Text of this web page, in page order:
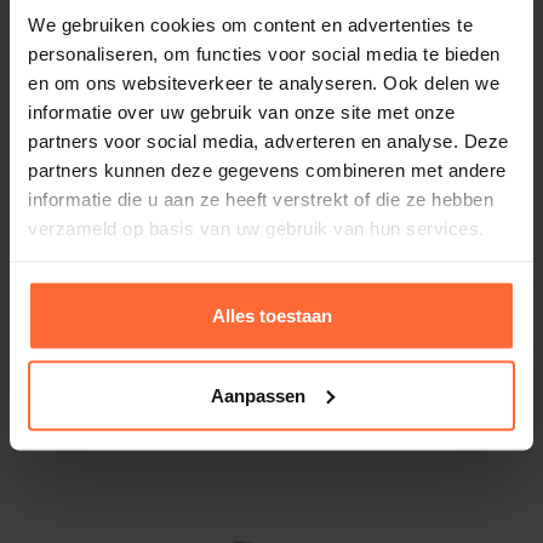
We gebruiken cookies om content en advertenties te
personaliseren, om functies voor social media te bieden
en om ons websiteverkeer te analyseren. Ook delen we
informatie over uw gebruik van onze site met onze
partners voor social media, adverteren en analyse. Deze
partners kunnen deze gegevens combineren met andere
informatie die u aan ze heeft verstrekt of die ze hebben
verzameld op basis van uw gebruik van hun services.
Alles toestaan
Aanpassen
Onze RVS 316 Hoogwater Skimmer van Astral is
ook zeer eenvoudig te installeren en te
onderhouden. Met de duidelijke instructies en
het gemakkelijk te gebruiken ontwerp, kunt u
snel genieten van schoon en helder
zwembadwater. Bovendien is het gemakkelijk te
reinigen en te onderhouden, wat betekent dat u
ingewikkelde onderhoudsprocedures.
Astral voor uw zwembad en geniet van schoon
en helder zwembadwater. Bestel vandaag nog
Merk
Astral
Downloads
73501
PDF (40 KB)
3096_a758935d-50b6-4291-b30d-
Alternatieven